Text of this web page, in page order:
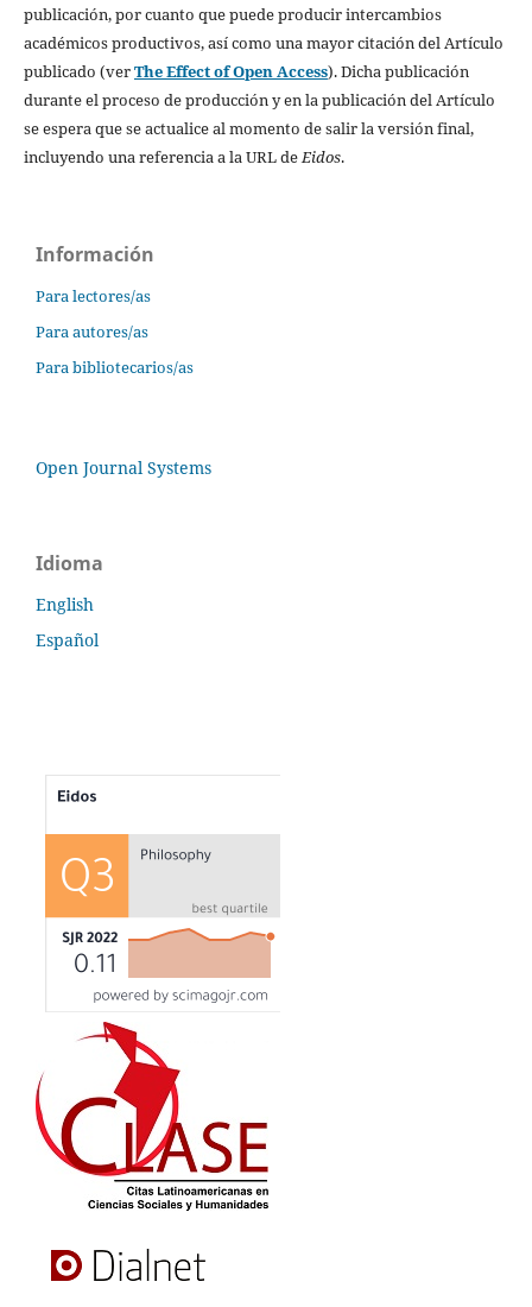
publicación, por cuanto que puede producir intercambios
académicos productivos, así como una mayor citación del Artículo
publicado (verThe Effect of Open Access). Dicha publicación
durante el proceso de producción y en la publicación del Artículo
se espera que se actualice al momento de salir la versión final,
incluyendo una referencia a la URL deEidos.
Información
Para lectores/as
Para autores/as
Para bibliotecarios/as
Open Journal Systems
Idioma
English
Español